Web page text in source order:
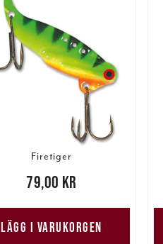
Firetiger
79,00 kr
79,00 kr
LÄGG I VARUKORGEN